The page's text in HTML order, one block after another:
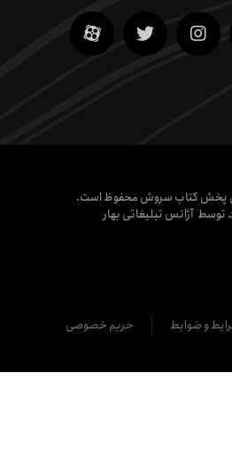
پخش کتاب سروش محفوظ است.
توسط آژانس تبلیغاتی بهار
و ضوابط حریم خصوصی